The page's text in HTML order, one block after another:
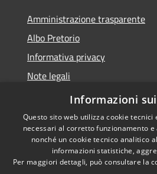
Amministrazione trasparente
Albo Pretorio
Informativa privacy
Note legali
Dichiarazione di accessibilità
Accessibilità
Informazioni
Questo sito web utilizza cookie
necessari al corretto funzionamento
nonché un cookie tecnico analitico
informazioni statistiche,
Per maggiori dettagli, può consultare la